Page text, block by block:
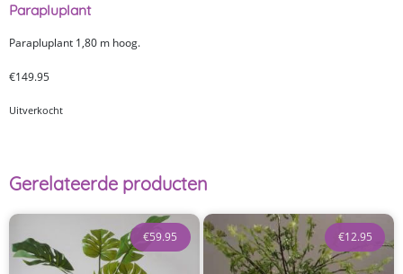
Parapluplant
Parapluplant 1,80 m hoog.
€149.95
Uitverkocht
Gerelateerde producten
€59.95 €12.95